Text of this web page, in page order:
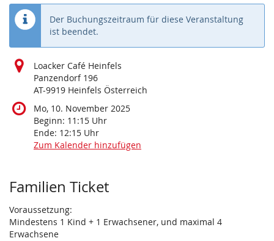
Der Buchungszeitraum für diese Veranstaltung
ist beendet.
Loacker Café Heinfels
Panzendorf 196
AT-9919 Heinfels Österreich
Mo, 10. November 2025
Beginn: 11:15 Uhr
Ende: 12:15 Uhr
Zum Kalender hinzufügen
Produkte
Familien Ticket
Voraussetzung:
Mindestens 1 Kind + 1 Erwachsener, und maximal 4
Erwachsene